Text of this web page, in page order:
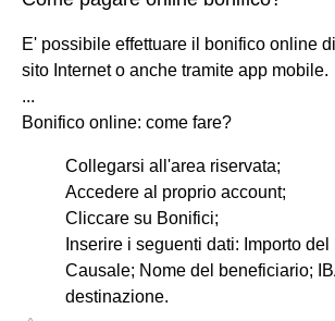
E' possibile effettuare il bonifico online
sito Internet o anche tramite app mobile.
...
Bonifico online: come fare?
Collegarsi all'area riservata;
Accedere al proprio account;
Cliccare su Bonifici;
Inserire i seguenti dati: Importo del
Causale; Nome del beneficiario;
destinazione.